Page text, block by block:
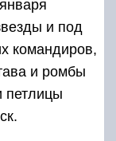
и под
командиров,
и ромбы
петлицы